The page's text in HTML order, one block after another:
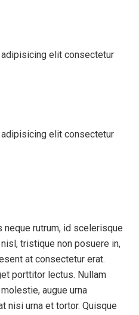
elit consectetur
elit consectetur
neque rutrum, id scelerisque
tristique non posuere in,
at consectetur erat.
porttitor lectus. Nullam
augue urna
nisi urna et tortor. Quisque